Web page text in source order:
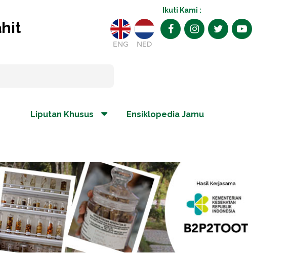
Ikuti Kami :
ENG NED
Liputan Khusus Ensiklopedia Jamu